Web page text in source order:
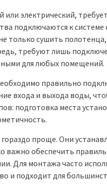
электрический,
подключаются к
только сушить
требуют лишь
для любых помещений.
правильно
входа и выхода воды,
подготовка места
проще. Они
обеспечить
Для монтажа часто
и подходит для